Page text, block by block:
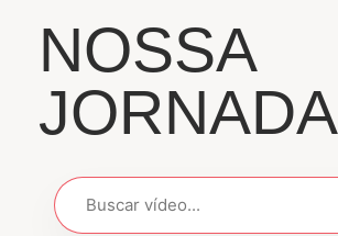
NOSSA
JORNADA